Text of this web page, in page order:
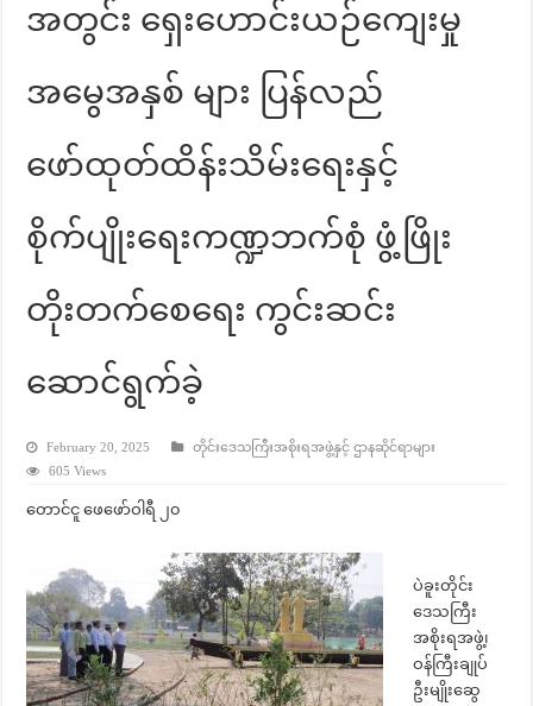
အတွင်း ရှေးဟောင်းယဉ်ကျေးမှု
အမွေအနှစ် များ ပြန်လည်
ဖော်ထုတ်ထိန်းသိမ်းရေးနှင့်
စိုက်ပျိုးရေးကဏ္ဍဘက်စုံ ဖွံ့ဖြိုး
တိုးတက်စေရေး ကွင်းဆင်း
ဆောင်ရွက်ခဲ့
February 20, 2025
တိုင်းဒေသကြီးအစိုးရအဖွဲ့နှင့် ဌာနဆိုင်ရာများ
605 Views
တောင်ငူ ဖေဖော်ဝါရီ ၂၀
ပဲခူးတိုင်း
ဒေသကြီး
အစိုးရအဖွဲ့၊
ဝန်ကြီးချုပ်
ဦးမျိုးဆွေ